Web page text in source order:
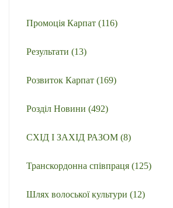
Промоція Карпат (116)
Результати (13)
Розвиток Карпат (169)
Розділ Новини (492)
СХІД І ЗАХІД РАЗОМ (8)
Транскордонна співпраця (125)
Шлях волоської культури (12)